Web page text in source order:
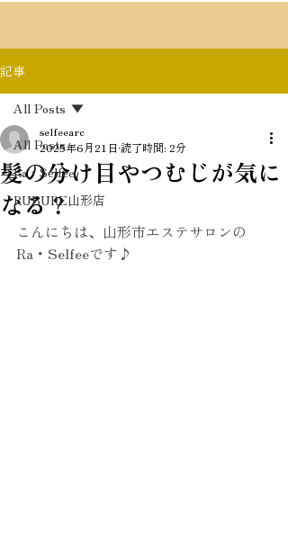
記事
All Posts
Ra・Selfee
RUBURE山形店
All Posts
髪の分け目やつむじが気に
なる？
selfeearc
2025年6月21日 読了時間: 2分
こんにちは、山形市エステサロンの
Ra・Selfeeです♪